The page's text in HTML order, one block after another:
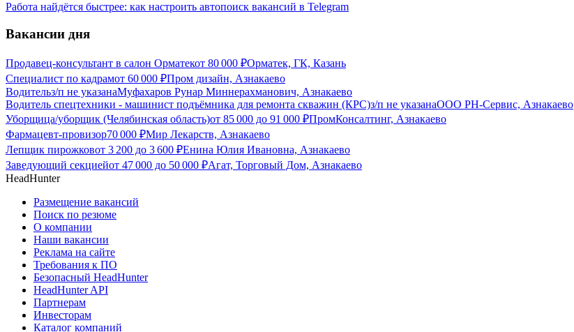
Работа найдётся быстрее: как настроить автопоиск вакансий в Telegram
Вакансии дня
Продавец-консультант в салон Орматекот 80 000 ₽Орматек, ГК, Казань
Специалист по кадрамот 60 000 ₽Пром дизайн, Азнакаево
Водительз/п не указанаМуфахаров Рунар Миннерахманович, Азнакаево
Водитель спецтехники - машинист подъёмника для ремонта скважин (КРС)з/п не указанаООО РН-Сервис, Азнакаево
Уборщица/уборщик (Челябинская область)от 85 000 до 91 000 ₽ПромКонсалтинг, Азнакаево
Фармацевт-провизор70 000 ₽Мир Лекарств, Азнакаево
Лепщик пирожковот 3 200 до 3 600 ₽Енина Юлия Ивановна, Азнакаево
Заведующий секциейот 47 000 до 50 000 ₽Агат, Торговый Дом, Азнакаево
HeadHunter
Размещение вакансий
Поиск по резюме
О компании
Наши вакансии
Реклама на сайте
Требования к ПО
Безопасный HeadHunter
HeadHunter API
Партнерам
Инвесторам
Каталог компаний